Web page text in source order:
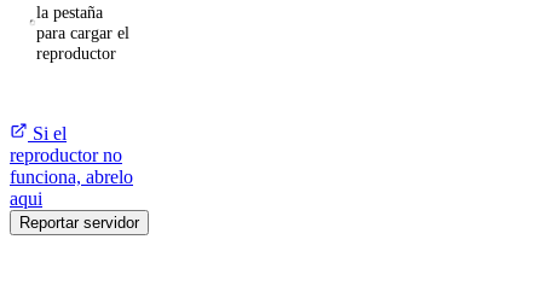
la pestaña
para cargar el
reproductor
Si el
reproductor no
funciona, abrelo
aqui
Reportar servidor